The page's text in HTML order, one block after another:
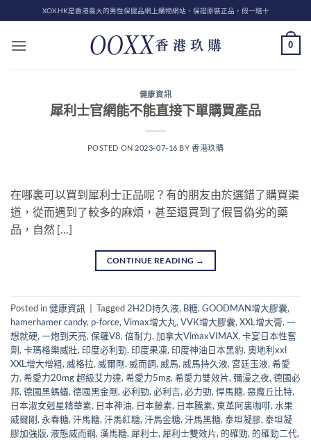
to
content
XOX.HK是香港最大的男性保健品網上購物網站、保證原裝正品，假一賠十
0
健康資訊
犀利士官網能不能直接下單購買產品
POSTED ON 2023-07-16 BY香港玖購
在哪裏可以買到犀利士正品呢？有的朋友由於選錯了購買渠
道，從而遇到了較多的麻煩，甚至還買到了假冒偽劣的藥
品，自然 […]
CONTINUE READING →
Posted in健康資訊 Tagged 2H2D持久液, B糖, GOODMAN增大膠囊,
hamerhamer candy, p-force, Vimax增大丸, VVK增大膠囊, XXL增大膏, 一
想就硬, 一炮到天亮, 保羅V8, 倍耐力, 加拿大VimaxVIMAX, 卡宴日本性奮
劑, 卡瑪格樂威壯, 印度必利勁, 印度果凍, 印度神油日本黑豹, 奧地利xxl
XXL增大增粗, 威格拉, 威爾剛, 威而鋼, 威馬, 威馬持久液, 宮廷玉液, 希愛
力, 希愛力20mg 超級艾力達, 希愛力5mg, 希愛力雙效片, 彌漫之夜, 德國必
邦, 德國黑螞蟻, 德國黑金剛, 必利勁, 必利吉, 必力勁, 悍馬糖, 惡魔丘比特,
日本淑女剋星精華素, 日本神油, 日本藤素, 日本騰素, 東革阿裏咖啡, 水果
威爾剛, 永春糖, 汗馬糖, 汗馬紅糖, 汗馬金糖, 汗馬黑糖, 泰坦凝膠, 泰坦凝
膠加強版, 液態威而鋼, 漢馬糖, 犀利士, 犀利士雙效片, 的確勁, 的確勁二代,